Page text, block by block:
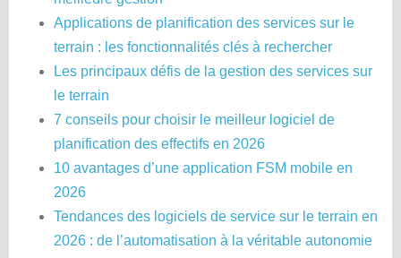
Applications de planification des services sur le
terrain : les fonctionnalités clés à rechercher
Les principaux défis de la gestion des services sur
le terrain
7 conseils pour choisir le meilleur logiciel de
planification des effectifs en 2026
10 avantages d’une application FSM mobile en
2026
Tendances des logiciels de service sur le terrain en
2026 : de l’automatisation à la véritable autonomie